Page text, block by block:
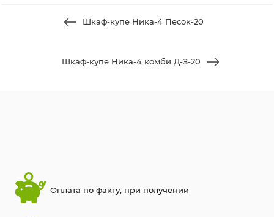
Шкаф-купе Ника-4 Песок-20
Шкаф-купе Ника-4 комби Д-З-20
Оплата по факту, при получении